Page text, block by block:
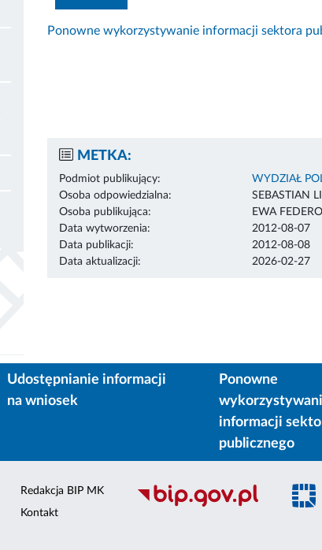
Ponowne wykorzystywanie informacji sektora
METKA:
Podmiot publikujący:
WYDZIAŁ
Osoba odpowiedzialna:
SEBASTIAN
Osoba publikująca:
EWA
Data wytworzenia:
2012-08-07
Data publikacji:
2012-08-08
Data aktualizacji:
2026-02-27
Udostępnianie informacji
na wniosek
Ponowne
informacji
publicznego
Redakcja BIP MK
Kontakt